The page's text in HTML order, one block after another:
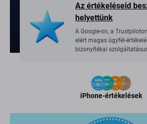
Az értékeléseid
helyettünk
A Google-on, a
elért magas ügyfél-
bizonyítékai
iPhone-értékelések